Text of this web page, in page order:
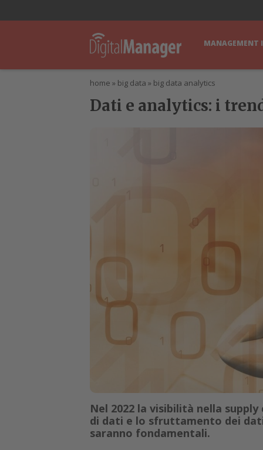
MANAGEMENT
home » big data » big data analytics
Dati e analytics: i
Nel 2022 la visibilità nella
di dati e lo sfruttamento dei
saranno fondamentali.